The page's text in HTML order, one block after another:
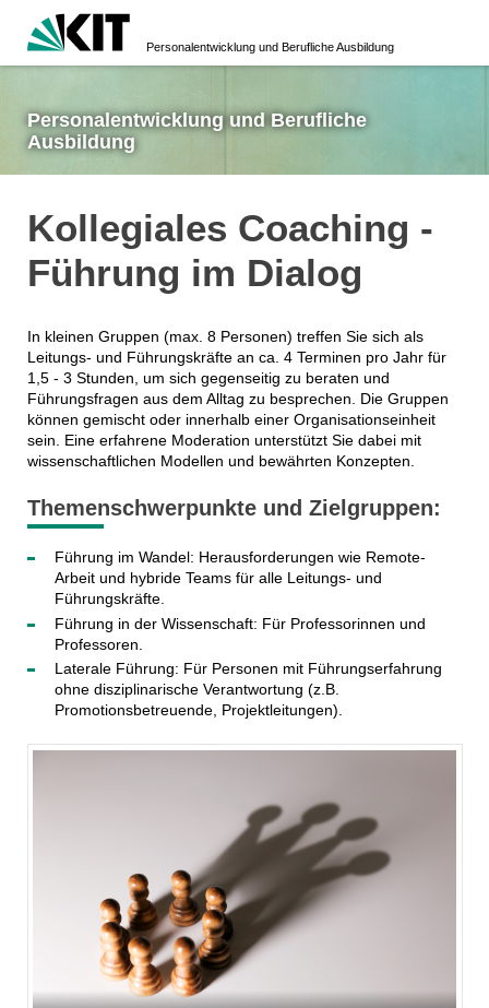
Personalentwicklung und Berufliche Ausbildung
Personalentwicklung und Berufliche
Ausbildung
Kollegiales Coaching -
Führung im Dialog
In kleinen Gruppen (max. 8 Personen) treffen Sie sich als
Leitungs- und Führungskräfte an ca. 4 Terminen pro Jahr für
1,5 - 3 Stunden, um sich gegenseitig zu beraten und
Führungsfragen aus dem Alltag zu besprechen. Die Gruppen
können gemischt oder innerhalb einer Organisationseinheit
sein. Eine erfahrene Moderation unterstützt Sie dabei mit
wissenschaftlichen Modellen und bewährten Konzepten.
Themenschwerpunkte und Zielgruppen:
Führung im Wandel: Herausforderungen wie Remote-
Arbeit und hybride Teams für alle Leitungs- und
Führungskräfte.
Führung in der Wissenschaft: Für Professorinnen und
Professoren.
Laterale Führung: Für Personen mit Führungserfahrung
ohne disziplinarische Verantwortung (z.B.
Promotionsbetreuende, Projektleitungen).